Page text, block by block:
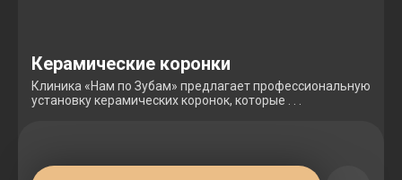
Керамические коронки
Клиника «Нам по Зубам» предлагает профессиональную
установку керамических коронок, которые . . .